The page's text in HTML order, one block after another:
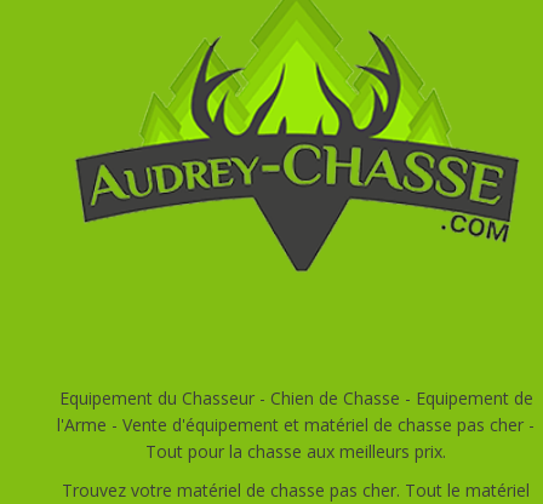
Equipement du Chasseur - Chien de Chasse - Equipement de
l'Arme - Vente d'équipement et matériel de chasse pas cher -
Tout pour la chasse aux meilleurs prix.
Trouvez votre matériel de chasse pas cher. Tout le matériel